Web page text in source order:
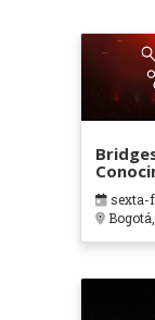
sexta-
Bogotá,